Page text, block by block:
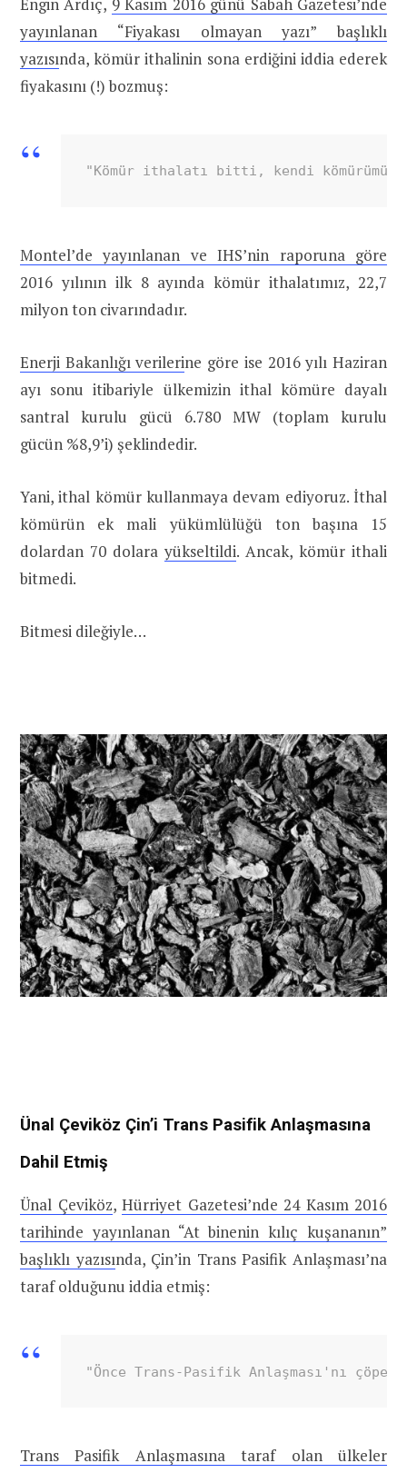
yayınlanan “Fiyakası olmayan yazı” başlıklı
yazısında, kömür ithalinin sona erdiğini iddia ederek
fiyakasını (!) bozmuş:
"Kömür ithalatı bitti, kendi
Montel’de yayınlanan ve IHS’nin raporuna göre
2016 yılının ilk 8 ayında kömür ithalatımız, 22,7
milyon ton civarındadır.
Enerji Bakanlığı verilerine göre ise 2016 yılı Haziran
ayı sonu itibariyle ülkemizin ithal kömüre dayalı
santral kurulu gücü 6.780 MW (toplam kurulu
gücün %8,9’i) şeklindedir.
Yani, ithal kömür kullanmaya devam ediyoruz. İthal
kömürün ek mali yükümlülüğü ton başına 15
dolardan 70 dolara yükseltildi. Ancak, kömür ithali
bitmedi.
Bitmesi dileğiyle…
Ünal Çeviköz Çin’i Trans Pasifik Anlaşmasına
Dahil Etmiş
Ünal Çeviköz, Hürriyet Gazetesi’nde 24 Kasım 2016
tarihinde yayınlanan “At binenin kılıç kuşananın”
başlıklı yazısında, Çin’in Trans Pasifik Anlaşması’na
taraf olduğunu iddia etmiş:
"Önce Trans-Pasifik Anlaşması'nı
Trans Pasifik Anlaşmasına taraf olan ülkeler